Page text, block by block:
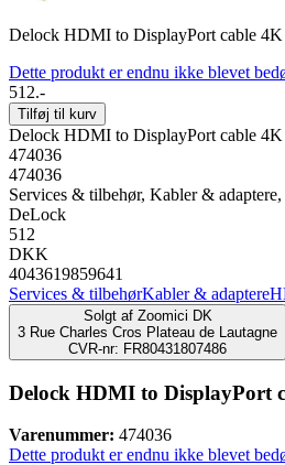
Delock HDMI to DisplayPort cable
Dette produkt er endnu ikke blevet
512.-
Tilføj til kurv
Delock HDMI to DisplayPort cable
474036
474036
Services & tilbehør, Kabler &
DeLock
512
DKK
4043619859641
Services & tilbehørKabler & adaptere
Solgt af Zoomici DK
3 Rue Charles Cros Plateau de Lautagne
CVR-nr: FR80431807486
Delock HDMI to DisplayPort
Varenummer: 474036
Dette produkt er endnu ikke blevet